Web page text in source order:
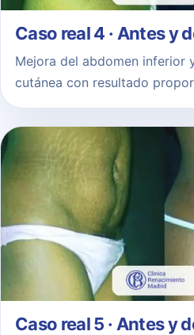
Caso real 4 · Antes y
Mejora del abdomen inferior
cutánea con resultado
Caso real 5 · Antes y